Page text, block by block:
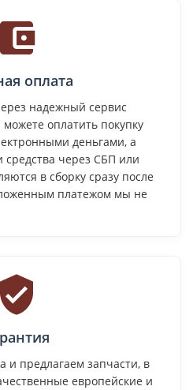
оплата
надежный сервис
оплатить покупку
деньгами, а
средства через СБП или
в сборку сразу после
платежом мы не
и предлагаем запчасти, в
европейские и